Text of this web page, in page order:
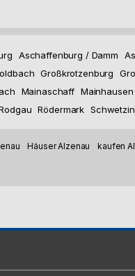
Aschaffenburg / Damm
Großkrotzenburg
Mainaschaff Mainhausen
Rödermark
Häuser Alzenau kaufen